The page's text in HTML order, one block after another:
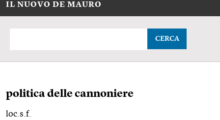
IL NUOVO DE MAURO
CERCA
politica delle cannoniere
loc.s.f.